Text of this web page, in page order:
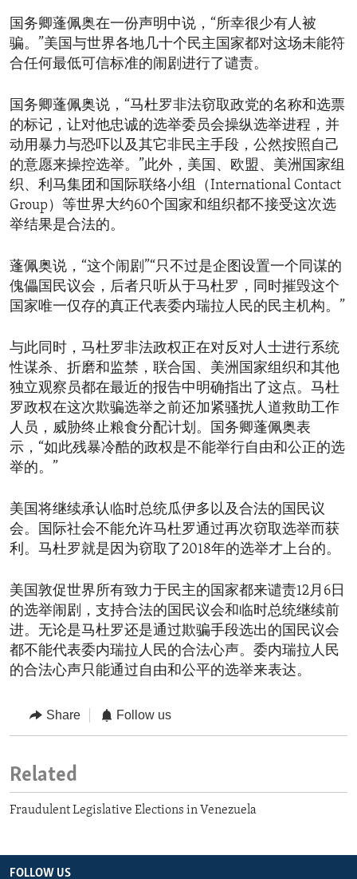
国务卿蓬佩奥在一份声明中说，“所幸很少有人被
骗。”美国与世界各地几十个民主国家都对这场未能符
合任何最低可信标准的闹剧进行了谴责。
国务卿蓬佩奥说，“马杜罗非法窃取政党的名称和选票
的标记，让对他忠诚的选举委员会操纵选举进程，并
动用暴力与恐吓以及其它非民主手段，公然按照自己
的意愿来操控选举。”此外，美国、欧盟、美洲国家组
织、利马集团和国际联络小组（International Contact
Group）等世界大约60个国家和组织都不接受这次选
举结果是合法的。
蓬佩奥说，“这个闹剧”“只不过是企图设置一个同谋的
傀儡国民议会，后者只听从于马杜罗，同时摧毁这个
国家唯一仅存的真正代表委内瑞拉人民的民主机构。”
与此同时，马杜罗非法政权正在对反对人士进行系统
性谋杀、折磨和监禁，联合国、美洲国家组织和其他
独立观察员都在最近的报告中明确指出了这点。马杜
罗政权在这次欺骗选举之前还加紧骚扰人道救助工作
人员，威胁终止粮食分配计划。国务卿蓬佩奥表
示，“如此残暴冷酷的政权是不能举行自由和公正的选
举的。”
美国将继续承认临时总统瓜伊多以及合法的国民议
会。国际社会不能允许马杜罗通过再次窃取选举而获
利。马杜罗就是因为窃取了2018年的选举才上台的。
美国敦促世界所有致力于民主的国家都来谴责12月6日
的选举闹剧，支持合法的国民议会和临时总统继续前
进。无论是马杜罗还是通过欺骗手段选出的国民议会
都不能代表委内瑞拉人民的合法心声。委内瑞拉人民
的合法心声只能通过自由和公平的选举来表达。
Share Follow us
Related
Fraudulent Legislative Elections in Venezuela
FOLLOW US